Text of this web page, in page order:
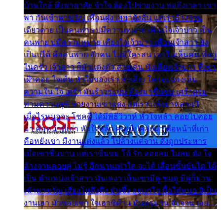
บ้านใกล้ พึ่งพาอาศัย จำใจ ต้องไปช่วยงาน พอถึงเวลา เขา
พา กันเข้าพาขวัญ เพื่อนฝูง เฮฮาดังลั่น แต่เราล้างจาน
เดียวดาย เป็นคนพ่าย บ่มีความหมาย เคียงใจเจ้าบ่าว เป็น
คนพ่าย บ่มีความหมาย เคียงใจเจ้าบ่าว เพื่อนเจ้าสาว ยัง
เป็นบ่ได้ คือคนพ่าย ฮักคน ไม่มีใครสน เขาไม่เห็นคน ที่อยู่
ในครัว เจ้าสาว ก็มัวแต่งตัว สวยเด่น นั่งเคียงเจ้าบ่าว ที่เขา
เฝ้าคอย ใจเต้น หัวใจของเรา ลำเค็ญ ใครจะมองเห็น
ความใน ใจ เศร้า มันร้าวระบม ต้องมาขื่นขม เศร้าตรม
ท่ามความสุขี ช่วยงานเขาแต่ง แต่เรา แล้งมาหลายปี
เมื่อไรหนอจะ โชคดี ได้มีพิธีวิวาห์ หัวใจหล้า คอยไปคอย
มา คือหน้าที่เก่า หัวใจหล้า คอยไปคอยมา คือหน้าที่เก่า
คือหยังเขา มีงานแต่งแล้ว ไปล้างแต่จาน ดั่งถูกประหาร
เมื่อเขาชื่นบาน แต่เราขื่นขม โอ้ รัก ลอยลม ไม่สม ดัง ใจ
ล้างจานคอยคู่ ไม่รู้ อีกนานเท่าใด จะได้ เลื่อนขั้นบันได ได้
เป็น ตำแหน่งเจ้าสาว มันเหงา เห็นเขามีคู่ ซมดู มีคู่ก็ม่วน
เข้าพาขวัญ เสียงโห่ตึงตึง มันซึ้ง อยู่แก่ใจ มื้อใด๋หนอ สิเป็น
งานเฮา มัวซอยเขา ใจเฮาซิด้าน มันทรมาน จับจาน เอย…